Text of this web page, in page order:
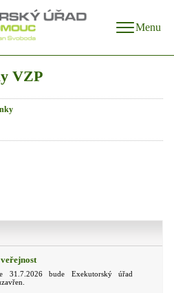
Menu
31.7.2026 bude Exekutorský úřad
VZP